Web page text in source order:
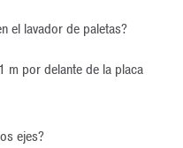
el lavador de paletas?
m por delante de la placa
ejes?